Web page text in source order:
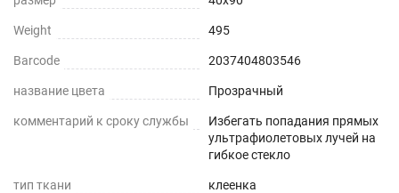
Weight 495
Barcode 2037404803546
название цвета Прозрачный
комментарий к сроку службы
Избегать попадания прямых
ультрафиолетовых лучей на
гибкое стекло
тип ткани клеенка